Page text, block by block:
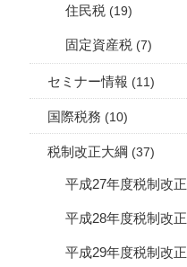
住民税 (19)
固定資産税 (7)
セミナー情報 (11)
国際税務 (10)
税制改正大綱 (37)
平成27年度税制改正
平成28年度税制改正
平成29年度税制改正